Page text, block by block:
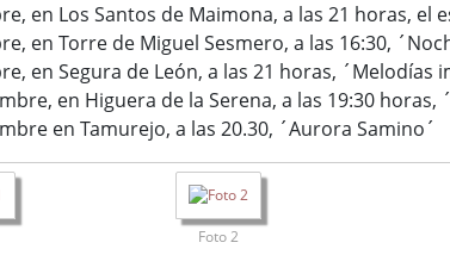
en Los Santos de Maimona, a las 21 horas, el
en Torre de Miguel Sesmero, a las 16:30,
en Segura de León, a las 21 horas, ´Melodías
en Higuera de la Serena, a las 19:30 horas,
en Tamurejo, a las 20.30, ´Aurora Samino´
Foto 2